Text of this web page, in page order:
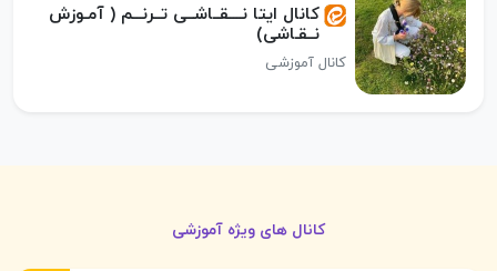
کانال ایتا نــــقــاشــی تــرنـــم ( آمـوزش
نــقـاشی)
کانال آموزشی
کانال های ویژه آموزشی